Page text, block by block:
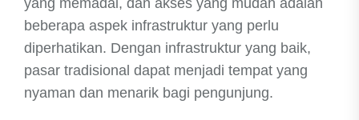
yang memadai, dan akses yang mudah adalah
beberapa aspek infrastruktur yang perlu
diperhatikan. Dengan infrastruktur yang baik,
pasar tradisional dapat menjadi tempat yang
nyaman dan menarik bagi pengunjung.